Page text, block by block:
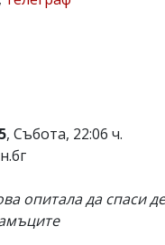
, Събота, 22:06 ч.
опитала да спаси